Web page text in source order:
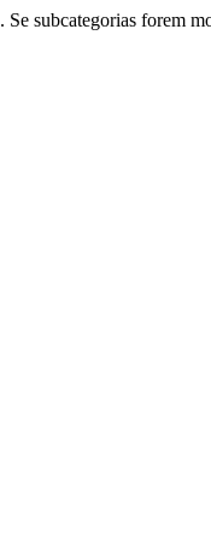
subcategorias forem